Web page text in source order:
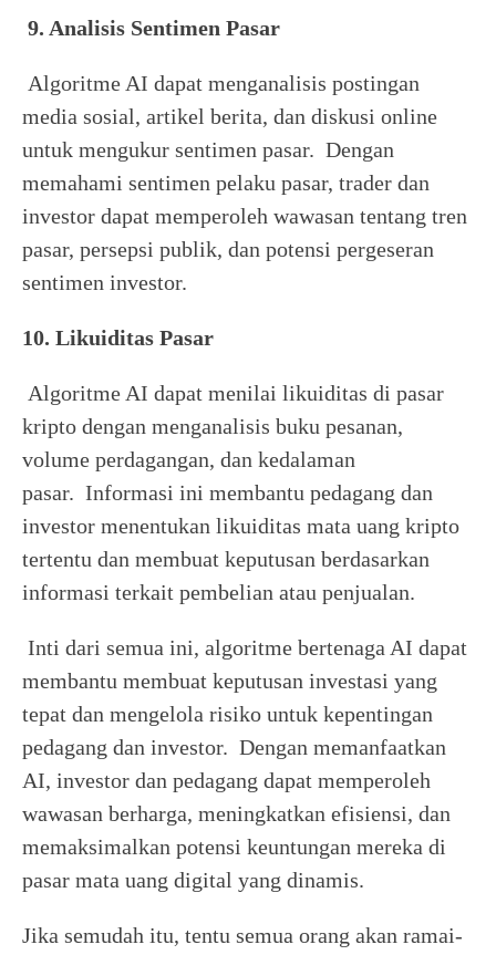
9. Analisis Sentimen Pasar
Algoritme AI dapat menganalisis postingan
media sosial, artikel berita, dan diskusi online
untuk mengukur sentimen pasar. Dengan
memahami sentimen pelaku pasar, trader dan
investor dapat memperoleh wawasan tentang tren
pasar, persepsi publik, dan potensi pergeseran
sentimen investor.
10. Likuiditas Pasar
Algoritme AI dapat menilai likuiditas di pasar
kripto dengan menganalisis buku pesanan,
volume perdagangan, dan kedalaman
pasar. Informasi ini membantu pedagang dan
investor menentukan likuiditas mata uang kripto
tertentu dan membuat keputusan berdasarkan
informasi terkait pembelian atau penjualan.
Inti dari semua ini, algoritme bertenaga AI dapat
membantu membuat keputusan investasi yang
tepat dan mengelola risiko untuk kepentingan
pedagang dan investor. Dengan memanfaatkan
AI, investor dan pedagang dapat memperoleh
wawasan berharga, meningkatkan efisiensi, dan
memaksimalkan potensi keuntungan mereka di
pasar mata uang digital yang dinamis.
Jika semudah itu, tentu semua orang akan ramai-